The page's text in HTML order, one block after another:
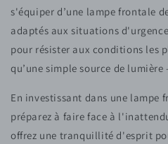
s'équiper d’une lampe frontale
adaptés aux situations
pour résister aux conditions les
qu’une simple source de lumière
En investissant dans une lampe
préparez à faire face à
offrez une tranquillité d'esprit